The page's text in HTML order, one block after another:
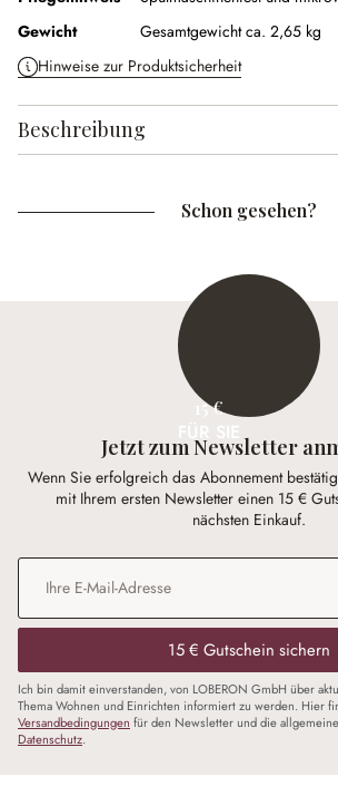
Gewicht
Gesamtgewicht ca. 2,65 kg
Hinweise zur Produktsicherheit
Beschreibung
Schon gesehen?
15 €
Jetzt zum Newsletter
Wenn Sie erfolgreich das Abonnement
mit Ihrem ersten Newsletter einen 15 €
nächsten Einkauf.
E-Mail-Adresse
15 € Gutschein sichern
Ich bin damit einverstanden, von LOBERON GmbH über
Thema Wohnen und Einrichten informiert zu werden. Hier
Versandbedingungen für den Newsletter und die
Datenschutz.